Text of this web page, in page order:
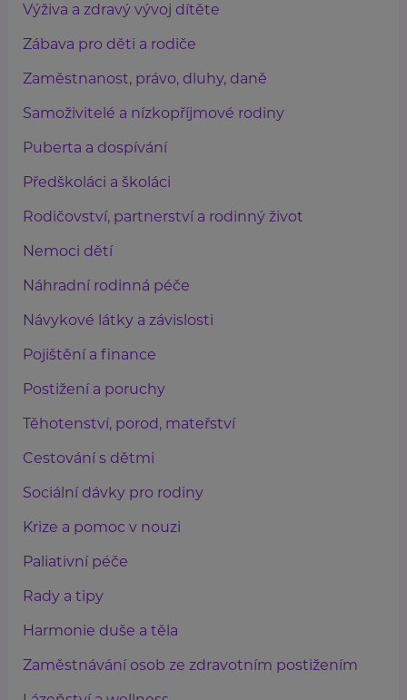
Výživa a zdravý vývoj dítěte
Zábava pro děti a rodiče
Zaměstnanost, právo, dluhy, daně
Samoživitelé a nízkopříjmové rodiny
Puberta a dospívání
Předškoláci a školáci
Rodičovství, partnerství a rodinný život
Nemoci dětí
Náhradní rodinná péče
Návykové látky a závislosti
Pojištění a finance
Postižení a poruchy
Těhotenství, porod, mateřství
Cestování s dětmi
Sociální dávky pro rodiny
Krize a pomoc v nouzi
Paliativní péče
Rady a tipy
Harmonie duše a těla
Zaměstnávání osob ze zdravotním postižením